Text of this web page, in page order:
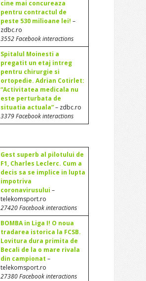
cine mai concureaza
pentru contractul de
peste 530 milioane lei! –
zdbc.ro
3552 Facebook interactions
Spitalul Moinesti a
pregatit un etaj intreg
pentru chirurgie si
ortopedie. Adrian Cotirlet:
“Activitatea medicala nu
este perturbata de
situatia actuala”– zdbc.ro
3379 Facebook interactions
Gest superb al pilotului de
F1, Charles Leclerc. Cum a
decis sa se implice in lupta
impotriva
coronavirusului –
telekomsport.ro
27420 Facebook interactions
BOMBA in Liga I! O noua
tradarea istorica la FCSB.
Lovitura dura primita de
Becali de la o mare rivala
din campionat –
telekomsport.ro
27380 Facebook interactions